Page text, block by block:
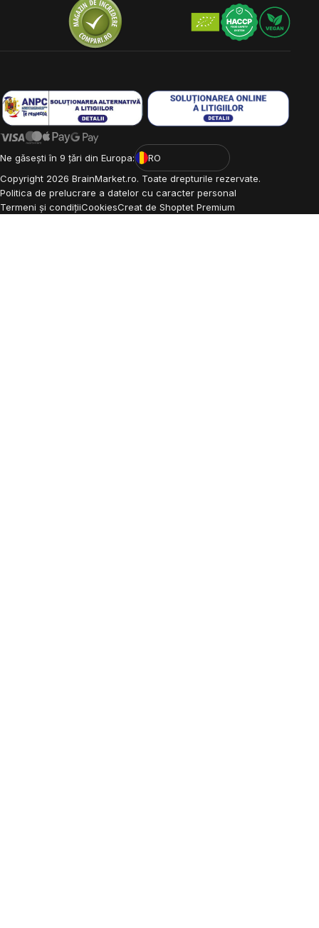
Ne găsești în 9 țări din Europa:
RO
Copyright 2026 BrainMarket.ro. Toate drepturile rezervate.
Politica de prelucrare a datelor cu caracter personal
Termeni și condițiiCookiesCreat de Shoptet Premium